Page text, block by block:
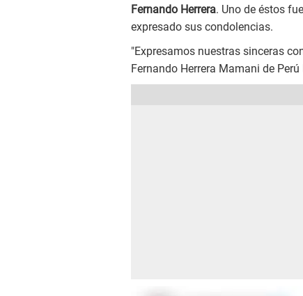
Fernando Herrera. Uno de éstos
expresado sus condolencias.
"Expresamos nuestras sinceras
Fernando Herrera Mamani de Perú